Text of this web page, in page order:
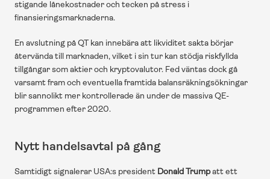
stigande lånekostnader och tecken på stress i
finansieringsmarknaderna.
En avslutning på QT kan innebära att likviditet sakta börjar
återvända till marknaden, vilket i sin tur kan stödja riskfyllda
tillgångar som aktier och kryptovalutor. Fed väntas dock gå
varsamt fram och eventuella framtida balansräkningsökningar
blir sannolikt mer kontrollerade än under de massiva QE-
programmen efter 2020.
Nytt handelsavtal på gång
Samtidigt signalerar USA:s president Donald Trump att ett